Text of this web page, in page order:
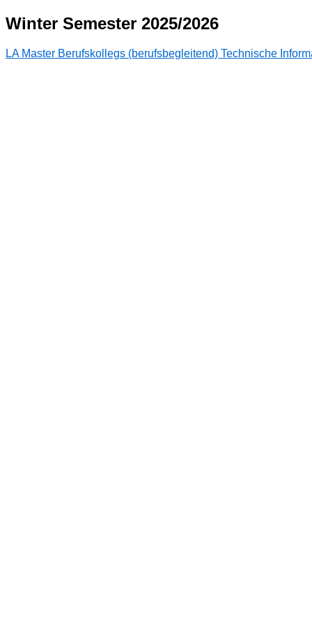
Winter Semester 2025/2026
LA Master Berufskollegs (berufsbegleitend) Technische